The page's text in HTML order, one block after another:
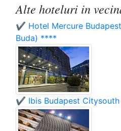
Alte hoteluri in
✔️ Hotel Mercure
Buda) ****
✔️ Ibis Budapest